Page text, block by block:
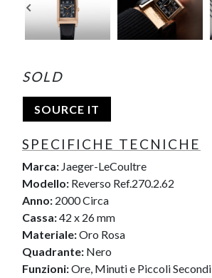
SOLD
SOURCE IT
SPECIFICHE TECNICHE
Marca: Jaeger-LeCoultre
Modello: Reverso Ref.270.2.62
Anno: 2000 Circa
Cassa:42 x 26 mm
Materiale:Oro Rosa
Quadrante: Nero
Funzioni:Ore, Minuti e Piccoli Secondi